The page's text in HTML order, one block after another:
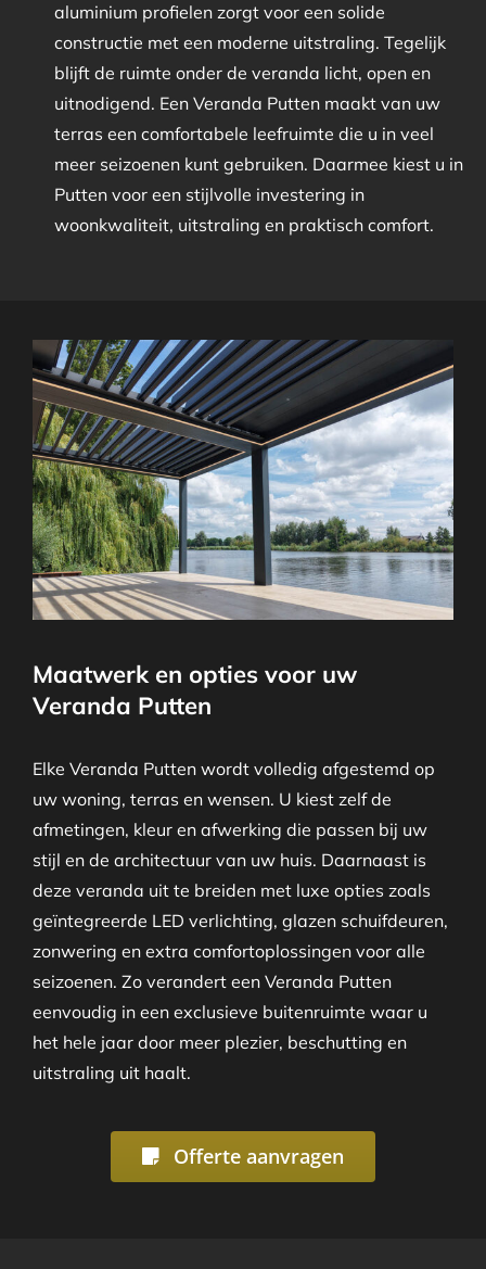
aluminium profielen zorgt voor een solide
constructie met een moderne uitstraling. Tegelijk
blijft de ruimte onder de veranda licht, open en
uitnodigend. Een Veranda Putten maakt van uw
terras een comfortabele leefruimte die u in veel
meer seizoenen kunt gebruiken. Daarmee kiest u in
Putten voor een stijlvolle investering in
woonkwaliteit, uitstraling en praktisch comfort.
Maatwerk en opties voor uw
Veranda Putten
Elke Veranda Putten wordt volledig afgestemd op
uw woning, terras en wensen. U kiest zelf de
afmetingen, kleur en afwerking die passen bij uw
stijl en de architectuur van uw huis. Daarnaast is
deze veranda uit te breiden met luxe opties zoals
geïntegreerde LED verlichting, glazen schuifdeuren,
zonwering en extra comfortoplossingen voor alle
seizoenen. Zo verandert een Veranda Putten
eenvoudig in een exclusieve buitenruimte waar u
het hele jaar door meer plezier, beschutting en
uitstraling uit haalt.
Offerte aanvragen